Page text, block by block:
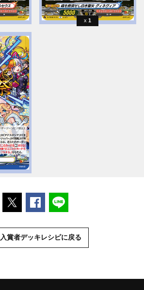
1
ポストするFacebookでシェアする
入賞者デッキレシピに戻る